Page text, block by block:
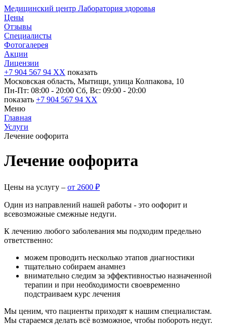
Медицинский центр Лаборатория здоровья
Цены
Отзывы
Специалисты
Фотогалерея
Акции
Лицензии
+7 904 567 94 XX показать
Московская область, Мытищи, улица Колпакова, 10
Пн-Пт: 08:00 - 20:00 Сб, Вс: 09:00 - 20:00
показать +7 904 567 94 XX
Меню
Главная
Услуги
Лечение оофорита
Лечение оофорита
Цены на услугу ‒ от 2600 ₽
Один из направлений нашей работы - это оофорит и
всевозможные смежные недуги.
К лечению любого заболевания мы подходим предельно
ответственно:
можем проводить несколько этапов диагностики
тщательно собираем анамнез
внимательно следим за эффективностью назначенной
терапии и при необходимости своевременно
подстраиваем курс лечения
Мы ценим, что пациенты приходят к нашим специалистам.
Мы стараемся делать всё возможное, чтобы побороть недуг.